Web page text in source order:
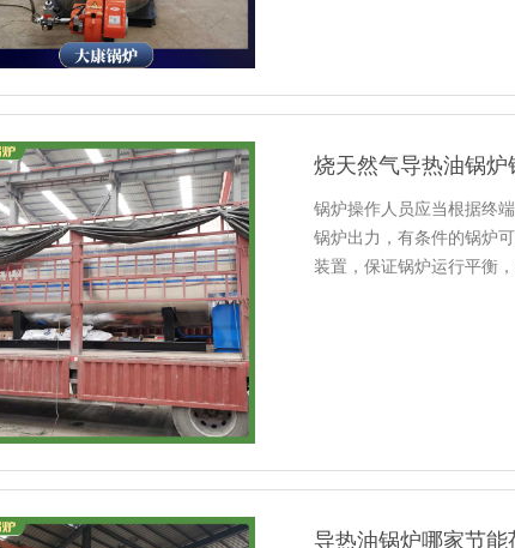
烧天然气导热油锅
锅炉操作人员应当根据终
锅炉出力，有条件的锅炉
装置，保证锅炉运行平衡
导热油锅炉哪家节能